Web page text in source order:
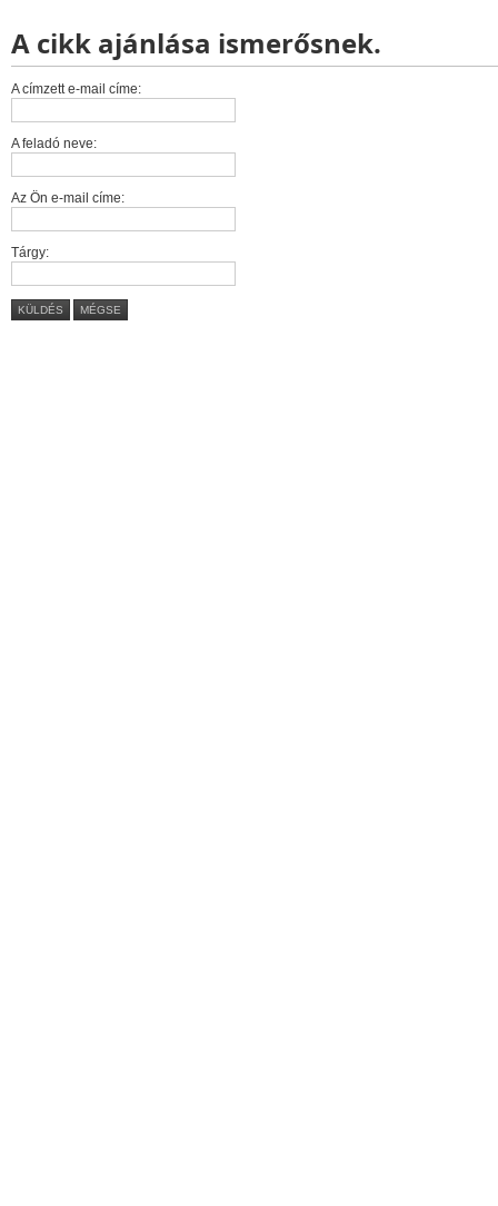
A cikk ajánlása ismerősnek.
A címzett e-mail címe:
A feladó neve:
Az Ön e-mail címe:
Tárgy:
KÜLDÉS MÉGSE